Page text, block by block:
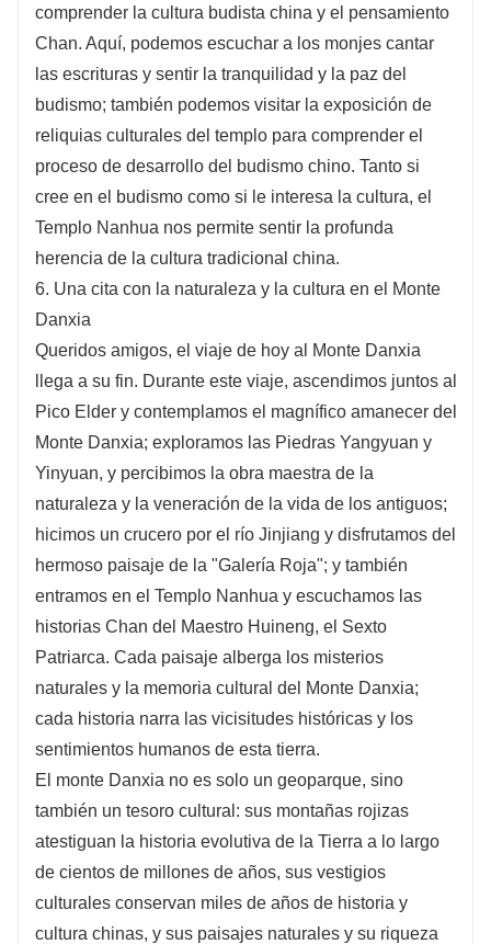
comprender la cultura budista china y el pensamiento
Chan. Aquí, podemos escuchar a los monjes cantar
las escrituras y sentir la tranquilidad y la paz del
budismo; también podemos visitar la exposición de
reliquias culturales del templo para comprender el
proceso de desarrollo del budismo chino. Tanto si
cree en el budismo como si le interesa la cultura, el
Templo Nanhua nos permite sentir la profunda
herencia de la cultura tradicional china.
6. Una cita con la naturaleza y la cultura en el Monte
Danxia
Queridos amigos, el viaje de hoy al Monte Danxia
llega a su fin. Durante este viaje, ascendimos juntos al
Pico Elder y contemplamos el magnífico amanecer del
Monte Danxia; exploramos las Piedras Yangyuan y
Yinyuan, y percibimos la obra maestra de la
naturaleza y la veneración de la vida de los antiguos;
hicimos un crucero por el río Jinjiang y disfrutamos del
hermoso paisaje de la "Galería Roja"; y también
entramos en el Templo Nanhua y escuchamos las
historias Chan del Maestro Huineng, el Sexto
Patriarca. Cada paisaje alberga los misterios
naturales y la memoria cultural del Monte Danxia;
cada historia narra las vicisitudes históricas y los
sentimientos humanos de esta tierra.
El monte Danxia no es solo un geoparque, sino
también un tesoro cultural: sus montañas rojizas
atestiguan la historia evolutiva de la Tierra a lo largo
de cientos de millones de años, sus vestigios
culturales conservan miles de años de historia y
cultura chinas, y sus paisajes naturales y su riqueza